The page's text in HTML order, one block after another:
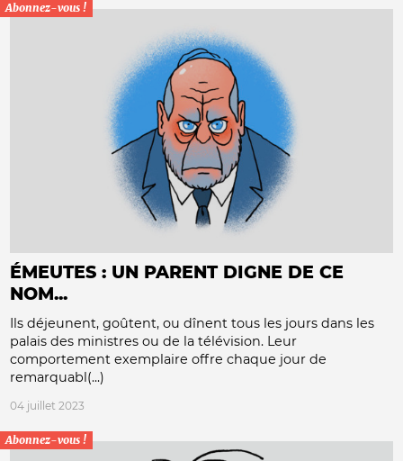
Abonnez-vous !
ÉMEUTES : UN PARENT DIGNE DE CE
NOM...
Ils déjeunent, goûtent, ou dînent tous les jours dans les
palais des ministres ou de la télévision. Leur
comportement exemplaire offre chaque jour de
remarquabl(...)
04 juillet 2023
Abonnez-vous !